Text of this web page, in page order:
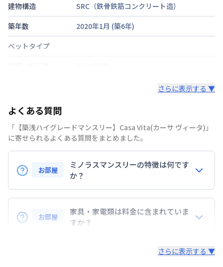
建物構造
SRC（鉄骨鉄筋コンクリート造）
築年数
2020年1月 (築6年)
ベットタイプ
部屋の向き
禁煙・喫煙
禁煙
交通
定員
4名
次回更新日
情報更新日より14日以内
さらに表示する ▼
よくある質問
「【築浅ハイグレードマンスリー】Casa Vita(カーサ ヴィータ)」
に寄せられるよくある質問をまとめました。
お部屋
ミノラスマンスリーの特徴は何です
か？
『敷金』『礼金』などの初期費用は無し！
コスト削減に◎
・24時間安心のコールセンターサポートをご用意し
お部屋
家具・家電類は料金に含まれていま
すか？
すべて取り揃えています！さらに表示する ▼